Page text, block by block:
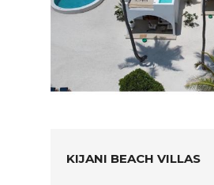
KIJANI BEACH VILLAS